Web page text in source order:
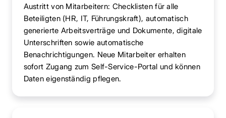
Austritt von Mitarbeitern: Checklisten für alle
Beteiligten (HR, IT, Führungskraft), automatisch
generierte Arbeitsverträge und Dokumente, digitale
Unterschriften sowie automatische
Benachrichtigungen. Neue Mitarbeiter erhalten
sofort Zugang zum Self-Service-Portal und können
Daten eigenständig pflegen.